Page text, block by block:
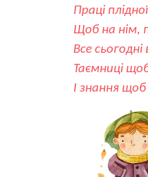
Праці
Щоб на нім,
Все
Таємниці
І знання